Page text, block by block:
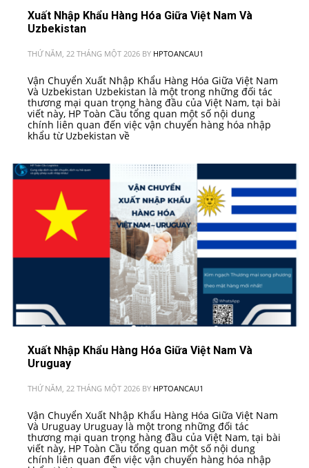
Xuất Nhập Khẩu Hàng Hóa Giữa Việt Nam Và
Uzbekistan
THỨ NĂM, 22 THÁNG MỘT 2026 BY HPTOANCAU1
Vận Chuyển Xuất Nhập Khẩu Hàng Hóa Giữa Việt Nam
Và Uzbekistan Uzbekistan là một trong những đối tác
thương mại quan trọng hàng đầu của Việt Nam, tại bài
viết này, HP Toàn Cầu tổng quan một số nội dung
chính liên quan đến việc vận chuyển hàng hóa nhập
khẩu từ Uzbekistan về
PUBLISHED IN TRUNG Á
Xuất Nhập Khẩu Hàng Hóa Giữa Việt Nam Và
Uruguay
THỨ NĂM, 22 THÁNG MỘT 2026 BY HPTOANCAU1
Vận Chuyển Xuất Nhập Khẩu Hàng Hóa Giữa Việt Nam
Và Uruguay Uruguay là một trong những đối tác
thương mại quan trọng hàng đầu của Việt Nam, tại bài
viết này, HP Toàn Cầu tổng quan một số nội dung
chính liên quan đến việc vận chuyển hàng hóa nhập